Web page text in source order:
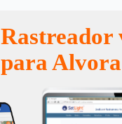
Rastreador
para